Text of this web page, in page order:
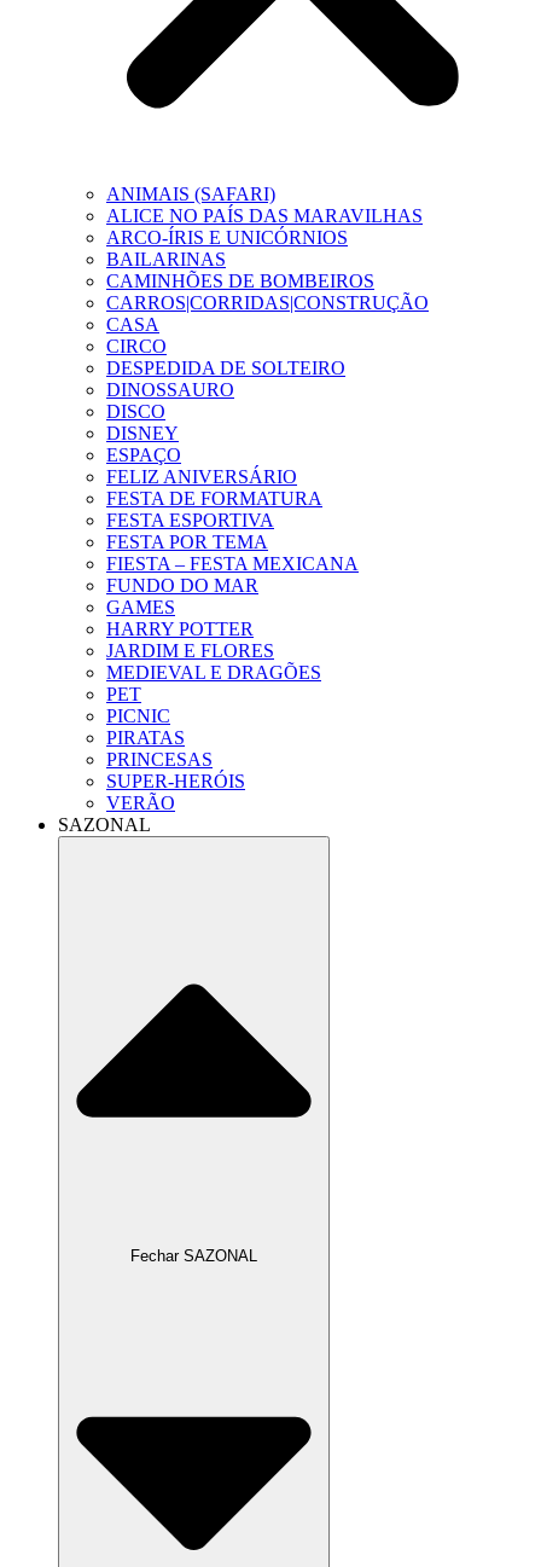
ANIMAIS (SAFARI)
ALICE NO PAÍS DAS MARAVILHAS
ARCO-ÍRIS E UNICÓRNIOS
BAILARINAS
CAMINHÕES DE BOMBEIROS
CARROS|CORRIDAS|CONSTRUÇÃO
CASA
CIRCO
DESPEDIDA DE SOLTEIRO
DINOSSAURO
DISCO
DISNEY
ESPAÇO
FELIZ ANIVERSÁRIO
FESTA DE FORMATURA
FESTA ESPORTIVA
FESTA POR TEMA
FIESTA – FESTA MEXICANA
FUNDO DO MAR
GAMES
HARRY POTTER
JARDIM E FLORES
MEDIEVAL E DRAGÕES
PET
PICNIC
PIRATAS
PRINCESAS
SUPER-HERÓIS
VERÃO
SAZONAL
Fechar SAZONAL